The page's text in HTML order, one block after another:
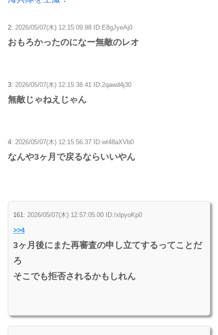
2: 2026/05/07(木) 12:15:09.98 ID:E8gJyeAj0
おもろかったのになー無敵のレオ
3: 2026/05/07(木) 12:15:38.41 ID:2qawd4j30
無敵じゃねえじゃん
4: 2026/05/07(木) 12:15:56.37 ID:wt48aXVb0
なんや3ヶ月で戻るならいいやん
161: 2026/05/07(木) 12:57:05.00 ID:/xlpyoKp0
>>4
3ヶ月後にまた再審査の申し立てするってことだ
ろ
そこでも拒否されるかもしれん